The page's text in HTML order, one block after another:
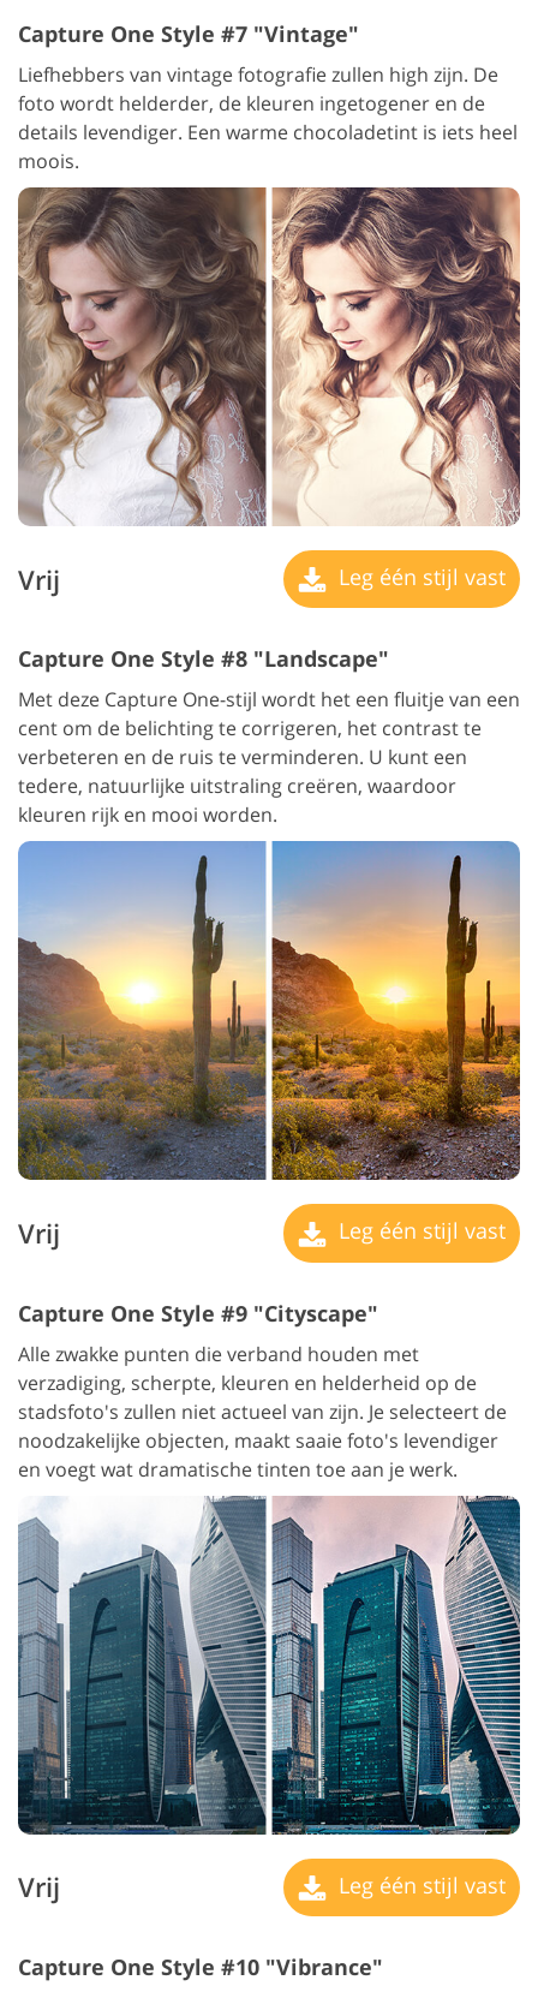
Capture One Style #7 "Vintage"
Liefhebbers van vintage fotografie zullen high zijn. De
foto wordt helderder, de kleuren ingetogener en de
details levendiger. Een warme chocoladetint is iets heel
moois.
Vrij Leg één stijl vast
Capture One Style #8 "Landscape"
Met deze Capture One-stijl wordt het een fluitje van een
cent om de belichting te corrigeren, het contrast te
verbeteren en de ruis te verminderen. U kunt een
tedere, natuurlijke uitstraling creëren, waardoor
kleuren rijk en mooi worden.
Vrij Leg één stijl vast
Capture One Style #9 "Cityscape"
Alle zwakke punten die verband houden met
verzadiging, scherpte, kleuren en helderheid op de
stadsfoto's zullen niet actueel van zijn. Je selecteert de
noodzakelijke objecten, maakt saaie foto's levendiger
en voegt wat dramatische tinten toe aan je werk.
Vrij Leg één stijl vast
Capture One Style #10 "Vibrance"